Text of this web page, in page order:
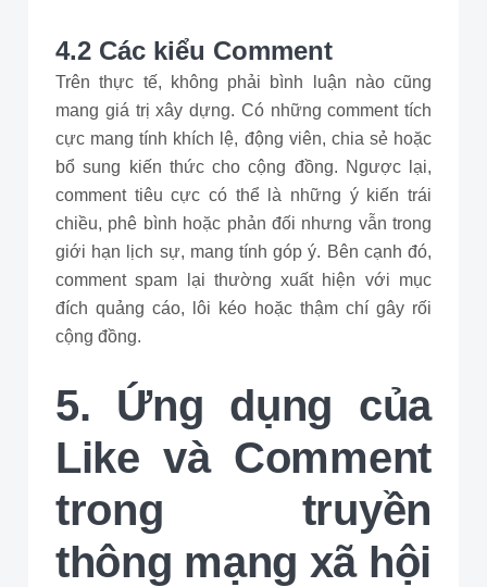
4.2 Các kiểu Comment
Trên thực tế, không phải bình luận nào cũng
mang giá trị xây dựng. Có những comment tích
cực mang tính khích lệ, động viên, chia sẻ hoặc
bổ sung kiến thức cho cộng đồng. Ngược lại,
comment tiêu cực có thể là những ý kiến trái
chiều, phê bình hoặc phản đối nhưng vẫn trong
giới hạn lịch sự, mang tính góp ý. Bên cạnh đó,
comment spam lại thường xuất hiện với mục
đích quảng cáo, lôi kéo hoặc thậm chí gây rối
cộng đồng.
5. Ứng dụng của
Like và Comment
trong truyền
thông mạng xã hội